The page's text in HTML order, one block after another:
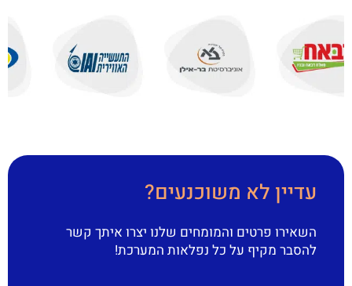
עדיין לא משוכנעים?
השאירו פרטים והמומחים שלנו יצרו איתך קשר
להסבר מקיף על כל נפלאות המערכת!